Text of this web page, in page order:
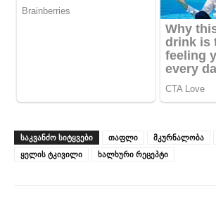
ᲡᲐᲙᲕᲐᲜᲫᲝ ᲡᲘᲢᲧᲕᲔᲑᲘ თაფლი მკურნალობა
ყელის ტკივილი
ხალხური რეცეპტი